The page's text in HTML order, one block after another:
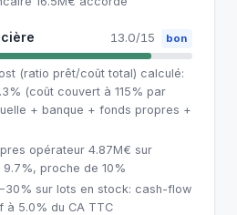
13.0/15 bon
(ratio prêt/coût total) calculé:
(coût couvert à 115% par
+ banque + fonds propres +
opérateur 4.87M€ sur
proche de 10%
sur lots en stock: cash-flow
à 5.0% du CA TTC